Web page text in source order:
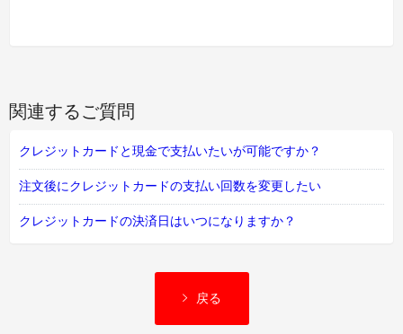
関連するご質問
クレジットカードと現金で支払いたいが可能ですか？
注文後にクレジットカードの支払い回数を変更したい
クレジットカードの決済日はいつになりますか？
戻る